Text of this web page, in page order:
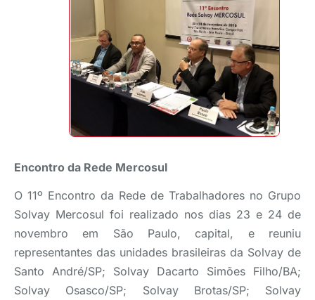
Encontro da Rede Mercosul
O 11º Encontro da Rede de Trabalhadores no Grupo
Solvay Mercosul foi realizado nos dias 23 e 24 de
novembro em São Paulo, capital, e reuniu
representantes das unidades brasileiras da Solvay de
Santo André/SP; Solvay Dacarto Simões Filho/BA;
Solvay Osasco/SP; Solvay Brotas/SP; Solvay